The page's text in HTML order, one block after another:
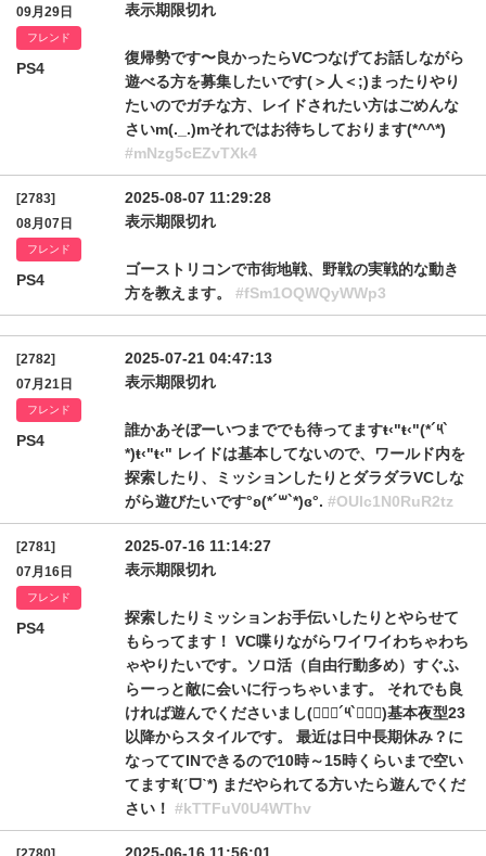
09月29日
フレンド
PS4
表示期限切れ
復帰勢です〜良かったらVCつなげてお話しながら
遊べる方を募集したいです(＞人＜;)まったりやり
たいのでガチな方、レイドされたい方はごめんな
さいm(._.)mそれではお待ちしております(*^^*)
#mNzg5cEZvTXk4
[2783]
08月07日
フレンド
PS4
2025-08-07 11:29:28
表示期限切れ
ゴーストリコンで市街地戦、野戦の実戦的な動き
方を教えます。 #fSm1OQWQyWWp3
[2782]
07月21日
フレンド
PS4
2025-07-21 04:47:13
表示期限切れ
誰かあそぼーいつまででも待ってますŧ‹"ŧ‹"(*´༥`
*)ŧ‹"ŧ‹" レイドは基本してないので、ワールド内を
探索したり、ミッションしたりとダラダラVCしな
がら遊びたいです°ʚ(*´꒳`*)ɞ°. #OUlc1N0RuR2tz
[2781]
07月16日
フレンド
PS4
2025-07-16 11:14:27
表示期限切れ
探索したりミッションお手伝いしたりとやらせて
もらってます！ VC喋りながらワイワイわちゃわち
ゃやりたいです。ソロ活（自由行動多め）すぐふ
らーっと敵に会いに行っちゃいます。 それでも良
ければ遊んでくださいまし(๑⃙⃘´༥`๑⃙⃘)基本夜型23
以降からスタイルです。 最近は日中長期休み？に
なっててINできるので10時～15時くらいまで空い
てますꉂ(ˊᗜˋ*) まだやられてる方いたら遊んでくだ
さい！ #kTTFuV0U4WThv